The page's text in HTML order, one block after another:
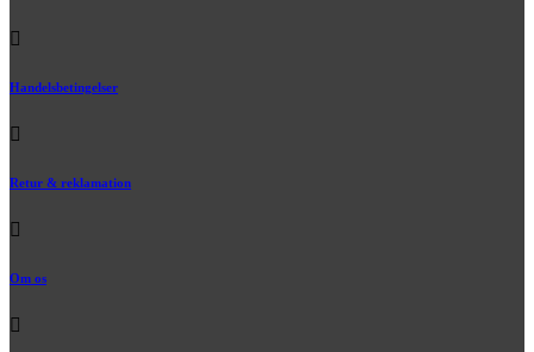
Handelsbetingelser
Retur & reklamation
Om os